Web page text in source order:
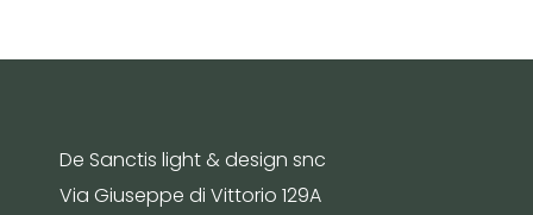
De Sanctis light & design snc
Via Giuseppe di Vittorio 129A